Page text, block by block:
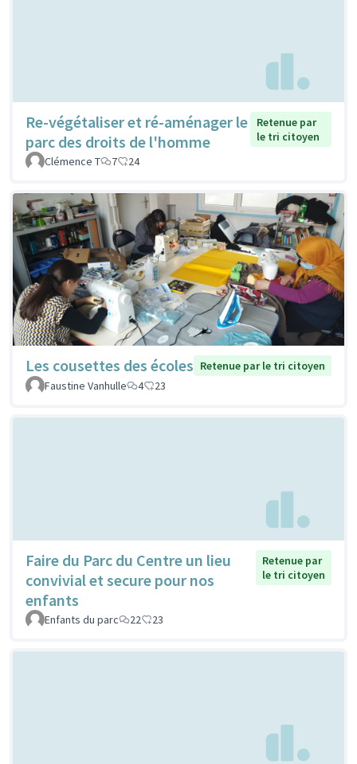
Re-végétaliser et ré-aménager le
parc des droits de l'homme
Retenue par
le tri citoyen
Clémence T
7 24
Les cousettes des écoles Retenue par le tri citoyen
Faustine Vanhulle
4 23
Faire du Parc du Centre un lieu
convivial et secure pour nos
enfants
Retenue par
le tri citoyen
Enfants du parc 22 23